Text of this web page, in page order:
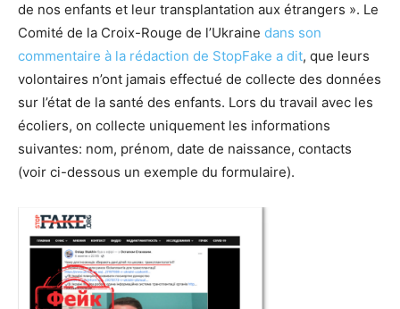
de nos enfants et leur transplantation aux étrangers ». Le
Comité de la Croix-Rouge de l’Ukraine dans son
commentaire à la rédaction de StopFake a dit, que leurs
volontaires n’ont jamais effectué de collecte des données
sur l’état de la santé des enfants. Lors du travail avec les
écoliers, on collecte uniquement les informations
suivantes: nom, prénom, date de naissance, contacts
(voir ci-dessous un exemple du formulaire).